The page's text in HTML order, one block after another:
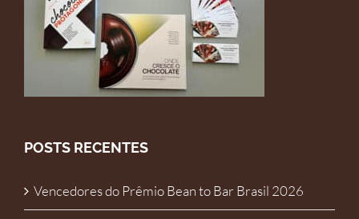
POSTS RECENTES
Vencedores do Prêmio Bean to Bar Brasil 2026